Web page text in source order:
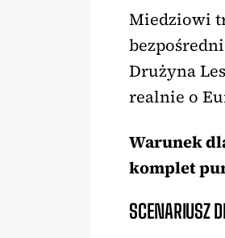
Miedziowi
Drużyna
realnie o
Warunek
komplet
SCENARIUSZ